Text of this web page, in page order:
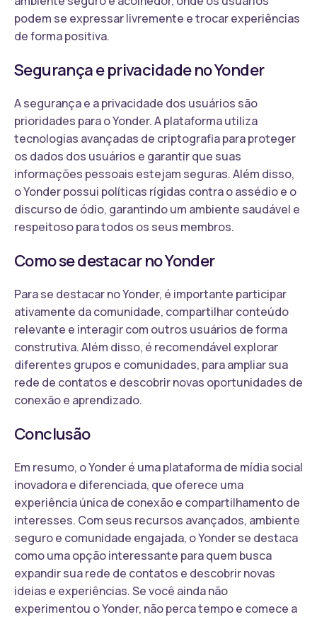
podem se expressar livremente e trocar experiências
de forma positiva.
Segurança e privacidade no Yonder
A segurança e a privacidade dos usuários são
prioridades para o Yonder. A plataforma utiliza
tecnologias avançadas de criptografia para proteger
os dados dos usuários e garantir que suas
informações pessoais estejam seguras. Além disso,
o Yonder possui políticas rígidas contra o assédio e o
discurso de ódio, garantindo um ambiente saudável e
respeitoso para todos os seus membros.
Como se destacar no Yonder
Para se destacar no Yonder, é importante participar
ativamente da comunidade, compartilhar conteúdo
relevante e interagir com outros usuários de forma
construtiva. Além disso, é recomendável explorar
diferentes grupos e comunidades, para ampliar sua
rede de contatos e descobrir novas oportunidades de
conexão e aprendizado.
Conclusão
Em resumo, o Yonder é uma plataforma de mídia social
inovadora e diferenciada, que oferece uma
experiência única de conexão e compartilhamento de
interesses. Com seus recursos avançados, ambiente
seguro e comunidade engajada, o Yonder se destaca
como uma opção interessante para quem busca
expandir sua rede de contatos e descobrir novas
ideias e experiências. Se você ainda não
experimentou o Yonder, não perca tempo e comece a